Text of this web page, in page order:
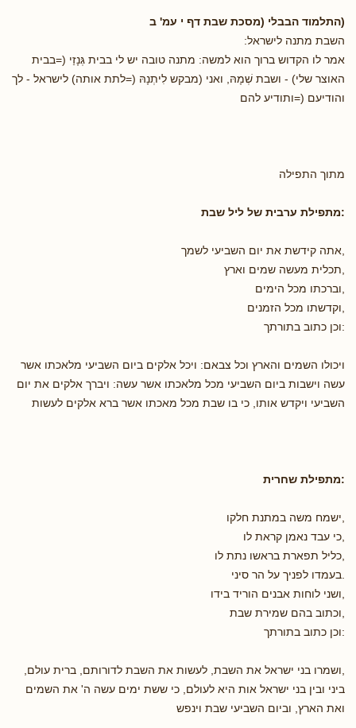
(התלמוד הבבלי (מסכת שבת דף י עמ' ב
השבת מתנה לישראל:
אמר לו הקדוש ברוך הוא למשה: מתנה טובה יש לי בבית גְּנָזַי (=בבית
האוצר שלי) - ושבת שְׁמָהּ, ואני (מבקש לִיתְנָהּ (=לתת אותה) לישראל - לך
והודיעם (=ותודיע להם
מתוך התפילה
:מתפילת ערבית של ליל שבת
,אתה קידשת את יום השביעי לשמך
,תכלית מעשה שמים וארץ
,וברכתו מכל הימים
,וקדשתו מכל הזמנים
:וכן כתוב בתורתך
ויכולו השמים והארץ וכל צבאם: ויכל אלקים ביום השביעי מלאכתו אשר
עשה וישבות ביום השביעי מכל מלאכתו אשר עשה: ויברך אלקים את יום
השביעי ויקדש אותו, כי בו שבת מכל מאכתו אשר ברא אלקים לעשות
:מתפילת שחרית
,ישמח משה במתנת חלקו
,כי עבד נאמן קראת לו
,כליל תפארת בראשו נתת לו
.בעמדו לפניך על הר סיני
,ושני לוחות אבנים הוריד בידו
,וכתוב בהם שמירת שבת
:וכן כתוב בתורתך
,ושמרו בני ישראל את השבת, לעשות את השבת לדורותם, ברית עולם,
ביני ובין בני ישראל אות היא לעולם, כי ששת ימים עשה ה' את השמים
ואת הארץ, וביום השביעי שבת וינפש